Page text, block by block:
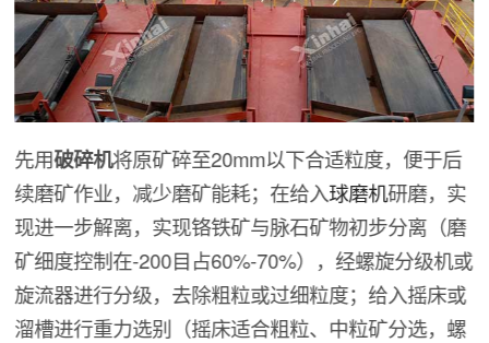
先用破碎机将原矿碎至20mm以下合适粒度，便于后
续磨矿作业，减少磨矿能耗；在给入球磨机研磨，实
现进一步解离，实现铬铁矿与脉石矿物初步分离（磨
矿细度控制在-200目占60%-70%），经螺旋分级机或
旋流器进行分级，去除粗粒或过细粒度；给入摇床或
溜槽进行重力选别（摇床适合粗粒、中粒矿分选，螺